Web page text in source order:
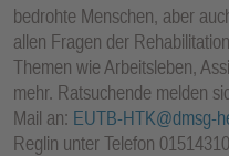
bedrohte Menschen, aber
allen Fragen der
Themen wie Arbeitsleben,
mehr. Ratsuchende melden
Mail an: EUTB-HTK@dmsg-
Reglin unter Telefon
O
N
E
N